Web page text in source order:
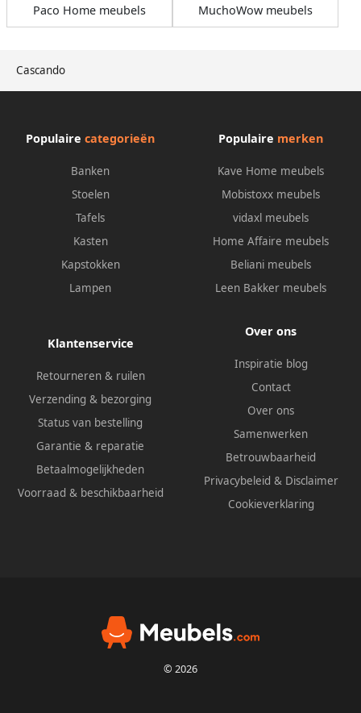
Cascando
Paco Home meubels MuchoWow meubels
Populaire categorieën
Banken
Stoelen
Tafels
Kasten
Kapstokken
Lampen
Populaire merken
Kave Home meubels
Mobistoxx meubels
vidaxl meubels
Home Affaire meubels
Beliani meubels
Leen Bakker meubels
Klantenservice
Retourneren & ruilen
Verzending & bezorging
Status van bestelling
Garantie & reparatie
Betaalmogelijkheden
Voorraad & beschikbaarheid
Over ons
Inspiratie blog
Contact
Over ons
Samenwerken
Betrouwbaarheid
Privacybeleid & Disclaimer
Cookieverklaring
© 2026